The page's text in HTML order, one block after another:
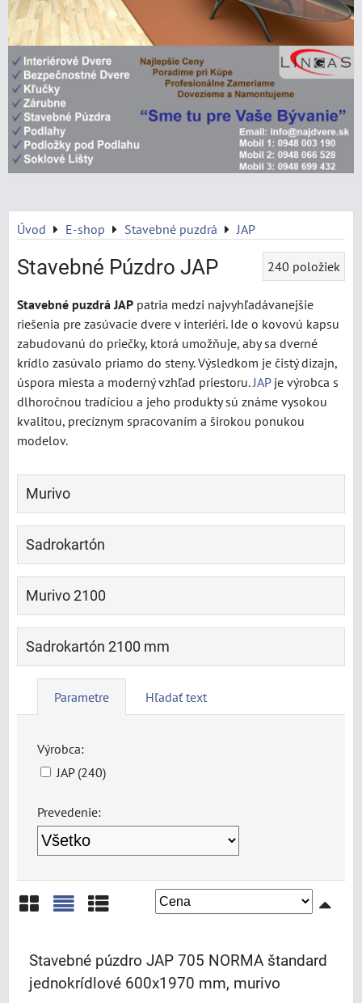
Úvod E-shop Stavebné puzdrá JAP
Stavebné Púzdro JAP 240 položiek
Stavebné puzdrá JAP patria medzi najvyhľadávanejšie
riešenia pre zasúvacie dvere v interiéri. Ide o kovovú kapsu
zabudovanú do priečky, ktorá umožňuje, aby sa dverné
krídlo zasúvalo priamo do steny. Výsledkom je čistý dizajn,
úspora miesta a moderný vzhľad priestoru.JAPje výrobca s
dlhoročnou tradíciou a jeho produkty sú známe vysokou
kvalitou, precíznym spracovaním a širokou ponukou
modelov.
Murivo
Sadrokartón
Murivo 2100
Sadrokartón 2100 mm
Parametre Hľadať text
Výrobca:
JAP (240)
Prevedenie:
Stavebné púzdro JAP 705 NORMA štandard
jednokrídlové 600x1970 mm, murivo